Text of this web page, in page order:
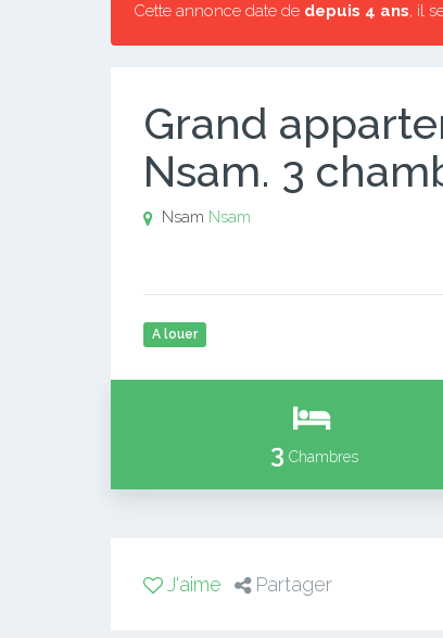
Cette annonce date de depuis 4 ans, il
Grand
Nsam. 3
Nsam Nsam
A louer
3 Chambres
J'aime Partager